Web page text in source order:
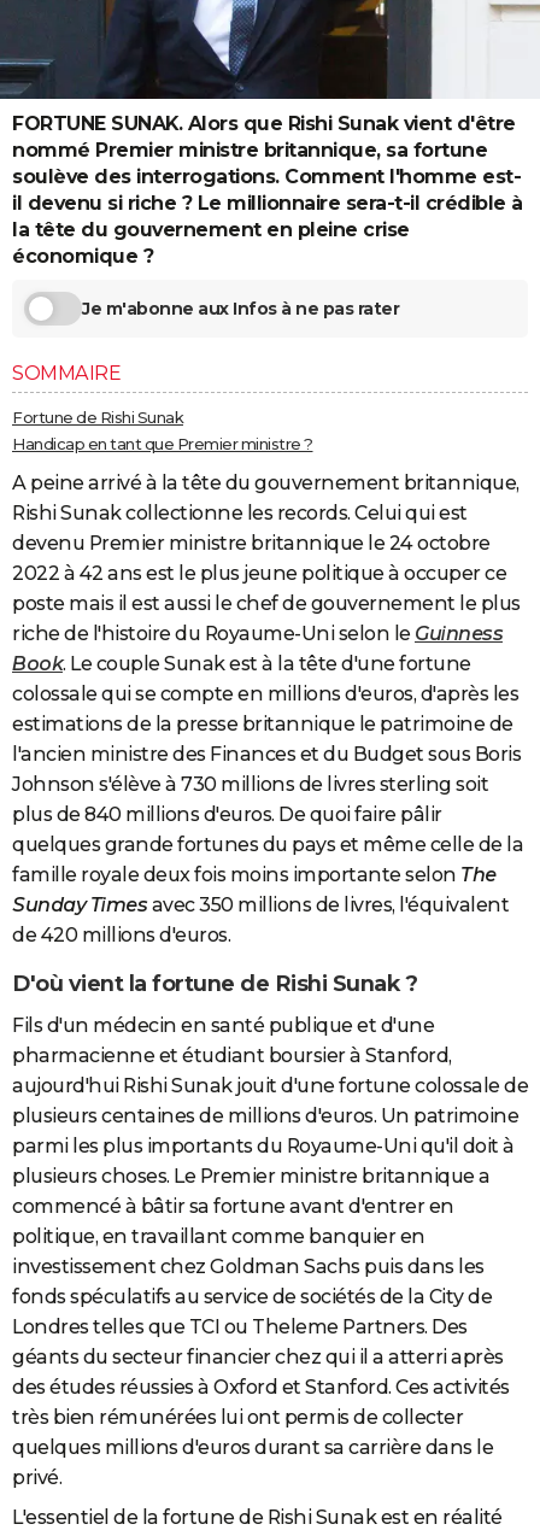
GUIDES D'ACHAT
BONS PLANS
CARTE DE VOEUX
Carte de Noël
Carte Bonne année
Carte Saint-Valentin
Carte Pâques
Carte d'anniversaire
DICTIONNAIRE
Dictionnaire
Biographies
Citations
Expressions
Proverbes
COPAINS D'AVANT
S'inscrire
Se connecter
Lycées
Collèges
Primaires
Universités
Entreprises
Service militaire
Avis de recherche
AVIS DE DÉCÈS
FORUM
FORTUNE SUNAK. Alors que Rishi Sunak vient d'être
nommé Premier ministre britannique, sa fortune
soulève des interrogations. Comment l'homme est-
il devenu si riche ? Le millionnaire sera-t-il crédible à
la tête du gouvernement en pleine crise
économique ?
Je m'abonne aux Infos à ne pas rater
SOMMAIRE
Fortune de Rishi Sunak
Handicap en tant que Premier ministre ?
A peine arrivé à la tête du gouvernement britannique,
Rishi Sunak collectionne les records. Celui qui est
devenu Premier ministre britannique le 24 octobre
2022 à 42 ans est le plus jeune politique à occuper ce
poste mais il est aussi le chef de gouvernement le plus
riche de l'histoire du Royaume-Uni selon le Guinness
Book. Le couple Sunak est à la tête d'une fortune
colossale qui se compte en millions d'euros, d'après les
estimations de la presse britannique le patrimoine de
l'ancien ministre des Finances et du Budget sous Boris
Johnson s'élève à 730 millions de livres sterling soit
plus de 840 millions d'euros. De quoi faire pâlir
quelques grande fortunes du pays et même celle de la
famille royale deux fois moins importante selon The
Sunday Times avec 350 millions de livres, l'équivalent
de 420 millions d'euros.
D'où vient la fortune de Rishi Sunak ?
Fils d'un médecin en santé publique et d'une
pharmacienne et étudiant boursier à Stanford,
aujourd'hui Rishi Sunak jouit d'une fortune colossale de
plusieurs centaines de millions d'euros. Un patrimoine
parmi les plus importants du Royaume-Uni qu'il doit à
plusieurs choses. Le Premier ministre britannique a
commencé à bâtir sa fortune avant d'entrer en
politique, en travaillant comme banquier en
investissement chez Goldman Sachs puis dans les
fonds spéculatifs au service de sociétés de la City de
Londres telles que TCI ou Theleme Partners. Des
géants du secteur financier chez qui il a atterri après
des études réussies à Oxford et Stanford. Ces activités
très bien rémunérées lui ont permis de collecter
quelques millions d'euros durant sa carrière dans le
privé.
L'essentiel de la fortune de Rishi Sunak est en réalité